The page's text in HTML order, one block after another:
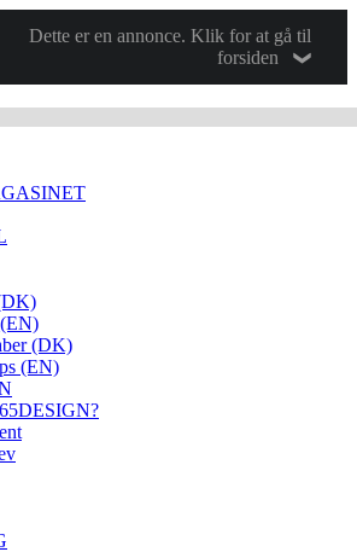
Dette er en annonce. Klik for at gå til
forsiden
(DK)
(EN)